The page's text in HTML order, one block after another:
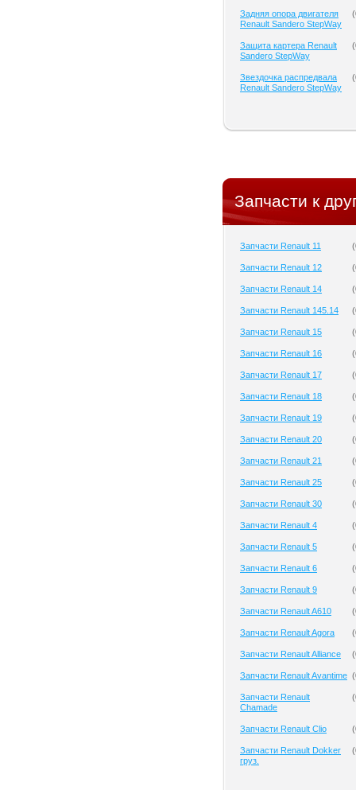
Задняя опора двигателя
Renault Sandero StepWay
(
Защита картера Renault
Sandero StepWay
(
Звездочка распредвала
Renault Sandero StepWay
(
Запчасти к
Запчасти Renault 11 (
Запчасти Renault 12 (
Запчасти Renault 14 (
Запчасти Renault 145.14 (
Запчасти Renault 15 (
Запчасти Renault 16 (
Запчасти Renault 17 (
Запчасти Renault 18 (
Запчасти Renault 19 (
Запчасти Renault 20 (
Запчасти Renault 21 (
Запчасти Renault 25 (
Запчасти Renault 30 (
Запчасти Renault 4 (
Запчасти Renault 5 (
Запчасти Renault 6 (
Запчасти Renault 9 (
Запчасти Renault A610 (
Запчасти Renault Agora (
Запчасти Renault Alliance (
Запчасти Renault Avantime (
Запчасти Renault
Chamade
(
Запчасти Renault Clio (
Запчасти Renault Dokker
груз.
(